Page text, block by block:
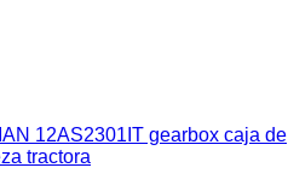
12AS2301IT gearbox caja de
tractora